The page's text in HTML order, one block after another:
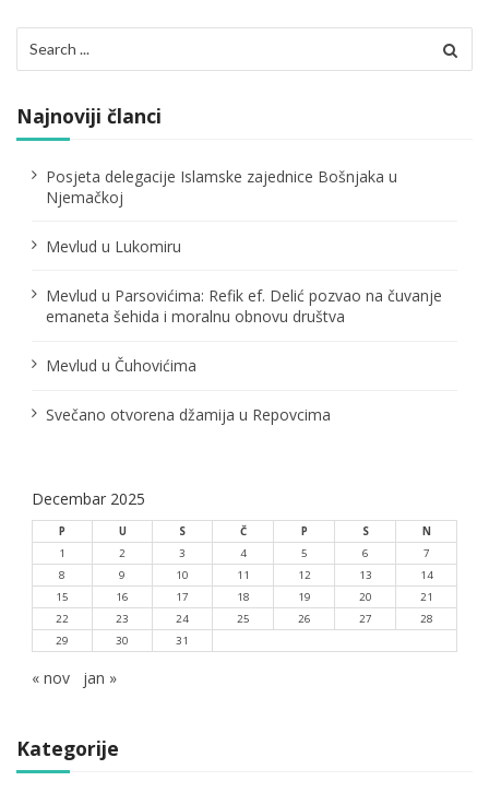
c
i
a
č
a
n
k
a
for:
Najnoviji članci
Posjeta delegacije Islamske zajednice Bošnjaka u
Njemačkoj
Mevlud u Lukomiru
Mevlud u Parsovićima: Refik ef. Delić pozvao na čuvanje
emaneta šehida i moralnu obnovu društva
Mevlud u Čuhovićima
Svečano otvorena džamija u Repovcima
Decembar 2025
P U S Č P S
N
1
2 3 4 5 6
7
8
9 10 11 12 13
14
15
16 17 18 19 20
21
22
23 24 25 26 27
28
29
30 31
« nov jan »
Kategorije